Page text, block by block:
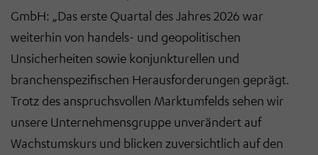
GmbH: „Das erste Quartal des Jahres 2026 war
weiterhin von handels- und geopolitischen
Unsicherheiten sowie konjunkturellen und
branchenspezifischen Herausforderungen geprägt.
Trotz des anspruchsvollen Marktumfelds sehen wir
unsere Unternehmensgruppe unverändert auf
Wachstumskurs und blicken zuversichtlich auf den